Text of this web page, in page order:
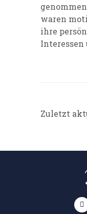
waren
ihre
Interessen
Zuletzt